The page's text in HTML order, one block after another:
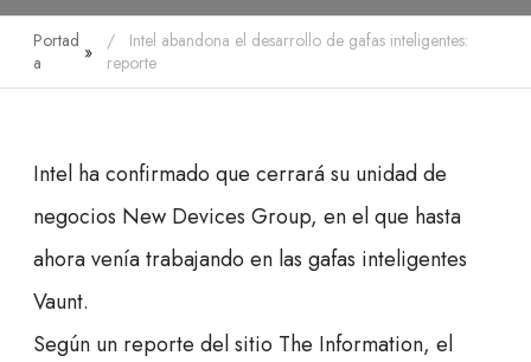
Portad
a
»
Intel abandona el desarrollo de gafas inteligentes:
reporte
Intel ha confirmado que cerrará su unidad de
negocios New Devices Group, en el que hasta
ahora venía trabajando en las gafas inteligentes
Vaunt.
Según un reporte del sitio The Information, el